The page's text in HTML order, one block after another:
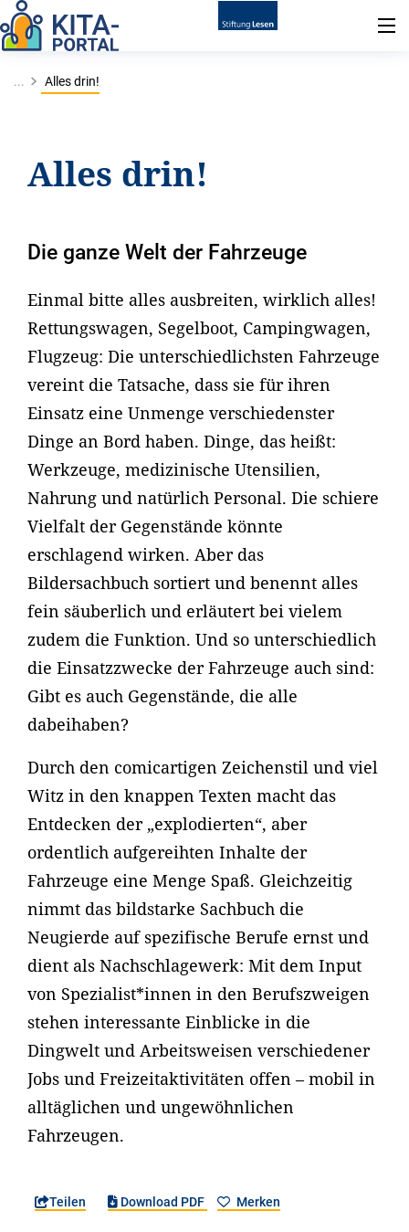
... Alles drin!
Alles drin!
Die ganze Welt der Fahrzeuge
Einmal bitte alles ausbreiten, wirklich alles!
Rettungswagen, Segelboot, Campingwagen,
Flugzeug: Die unterschiedlichsten Fahrzeuge
vereint die Tatsache, dass sie für ihren
Einsatz eine Unmenge verschiedenster
Dinge an Bord haben. Dinge, das heißt:
Werkzeuge, medizinische Utensilien,
Nahrung und natürlich Personal. Die schiere
Vielfalt der Gegenstände könnte
erschlagend wirken. Aber das
Bildersachbuch sortiert und benennt alles
fein säuberlich und erläutert bei vielem
zudem die Funktion. Und so unterschiedlich
die Einsatzzwecke der Fahrzeuge auch sind:
Gibt es auch Gegenstände, die alle
dabeihaben?
Durch den comicartigen Zeichenstil und viel
Witz in den knappen Texten macht das
Entdecken der „explodierten“, aber
ordentlich aufgereihten Inhalte der
Fahrzeuge eine Menge Spaß. Gleichzeitig
nimmt das bildstarke Sachbuch die
Neugierde auf spezifische Berufe ernst und
dient als Nachschlagewerk: Mit dem Input
von Spezialist*innen in den Berufszweigen
stehen interessante Einblicke in die
Dingwelt und Arbeitsweisen verschiedener
Jobs und Freizeitaktivitäten offen – mobil in
alltäglichen und ungewöhnlichen
Fahrzeugen.
Teilen Download PDF Merken